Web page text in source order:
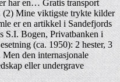
har en… Gratis transport
(2) Mine viktigste trykte kilder
er en artikkel i Sandefjords
S.I. Bogen, Privatbanken i
(ca. 1950): 2 hester, 3
den internasjonale
eller undergrave